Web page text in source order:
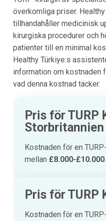
överkomliga priser.
tillhandahåller medicinisk
kirurgiska procedurer och
patienter till en minimal
Healthy Türkiye:s
information om kostnaden
vad denna kostnad täcker.
Pris för TURP
Storbritannien
Kostnaden för en
mellan £8.000-£10.000.
Pris för TURP
Kostnaden för en